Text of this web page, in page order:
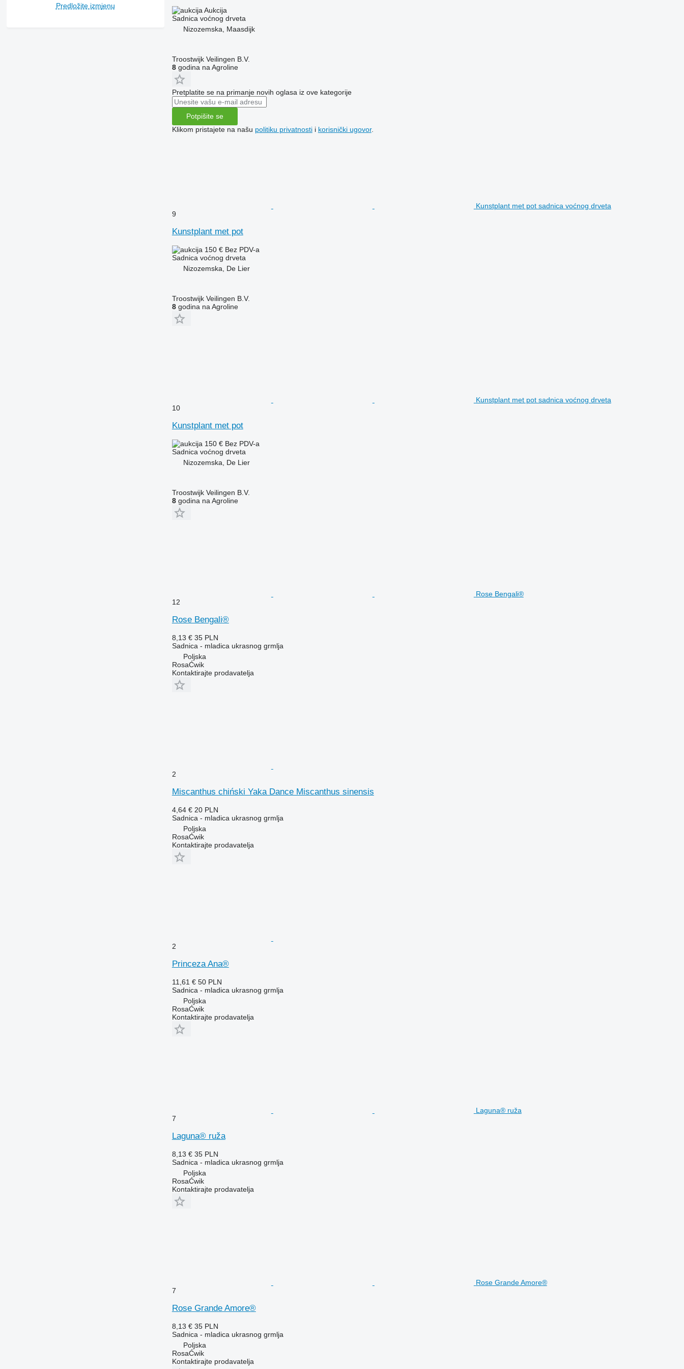
Predložite izmjenu
Aukcija
Sadnica voćnog drveta
Nizozemska, Maasdijk
Troostwijk Veilingen B.V.
8godina na Agroline
Pretplatite se na primanje novih oglasa iz ove kategorije
Potpišite se
Klikom pristajete na našu politiku privatnostii korisnički ugovor.
Kunstplant met pot sadnica voćnog drveta
9
Kunstplant met pot
150 € Bez PDV-a
Sadnica voćnog drveta
Nizozemska, De Lier
Troostwijk Veilingen B.V.
8godina na Agroline
Kunstplant met pot sadnica voćnog drveta
10
Kunstplant met pot
150 € Bez PDV-a
Sadnica voćnog drveta
Nizozemska, De Lier
Troostwijk Veilingen B.V.
8godina na Agroline
Rose Bengali®
12
Rose Bengali®
8,13 € 35 PLN
Sadnica - mladica ukrasnog grmlja
Poljska
RosaĆwik
Kontaktirajte prodavatelja
2
Miscanthus chiński Yaka Dance Miscanthus sinensis
4,64 € 20 PLN
Sadnica - mladica ukrasnog grmlja
Poljska
RosaĆwik
Kontaktirajte prodavatelja
2
Princeza Ana®
11,61 € 50 PLN
Sadnica - mladica ukrasnog grmlja
Poljska
RosaĆwik
Kontaktirajte prodavatelja
Laguna® ruža
7
Laguna® ruža
8,13 € 35 PLN
Sadnica - mladica ukrasnog grmlja
Poljska
RosaĆwik
Kontaktirajte prodavatelja
Rose Grande Amore®
7
Rose Grande Amore®
8,13 € 35 PLN
Sadnica - mladica ukrasnog grmlja
Poljska
RosaĆwik
Kontaktirajte prodavatelja